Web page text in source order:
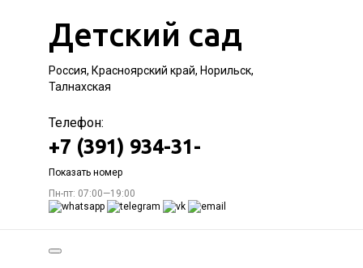
Детский сад
Россия, Красноярский край, Норильск,
Талнахская
Телефон:
+7 (391) 934-31-
Показать номер
Пн-пт: 07:00—19:00